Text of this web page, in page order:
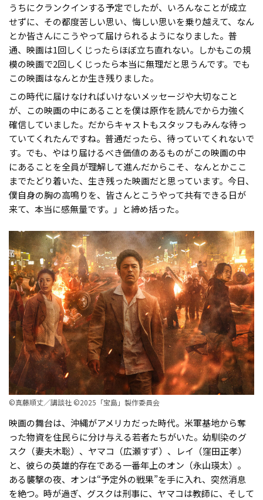
うちにクランクインする予定でしたが、いろんなことが成立
せずに、その都度苦しい思い、悔しい思いを乗り越えて、なん
とか皆さんにこうやって届けられるようになりました。普
通、映画は1回しくじったらほぼ立ち直れない。しかもこの規
模の映画で2回しくじったら本当に無理だと思うんです。でも
この映画はなんとか生き残りました。
この時代に届けなければいけないメッセージや大切なこと
が、この映画の中にあることを僕は原作を読んでから力強く
確信していました。だからキャストもスタッフもみんな待っ
ていてくれたんですね。普通だったら、待っていてくれないで
す。でも、やはり届けるべき価値のあるものがこの映画の中
にあることを全員が理解して進んだからこそ、なんとかここ
までたどり着いた、生き残った映画だと思っています。今日、
僕自身の胸の高鳴りを、皆さんとこうやって共有できる日が
来て、本当に感無量です。」と締め括った。
©真藤順丈／講談社 ©2025「宝島」製作委員会
映画の舞台は、沖縄がアメリカだった時代。米軍基地から奪
った物資を住民らに分け与える若者たちがいた。幼馴染のグ
スク（妻夫木聡）、ヤマコ（広瀬すず）、レイ（窪田正孝）
と、彼らの英雄的存在である一番年上のオン（永山瑛太）。
ある襲撃の夜、オンは“予定外の戦果”を手に入れ、突然消息
を絶つ。時が過ぎ、グスクは刑事に、ヤマコは教師に、そして